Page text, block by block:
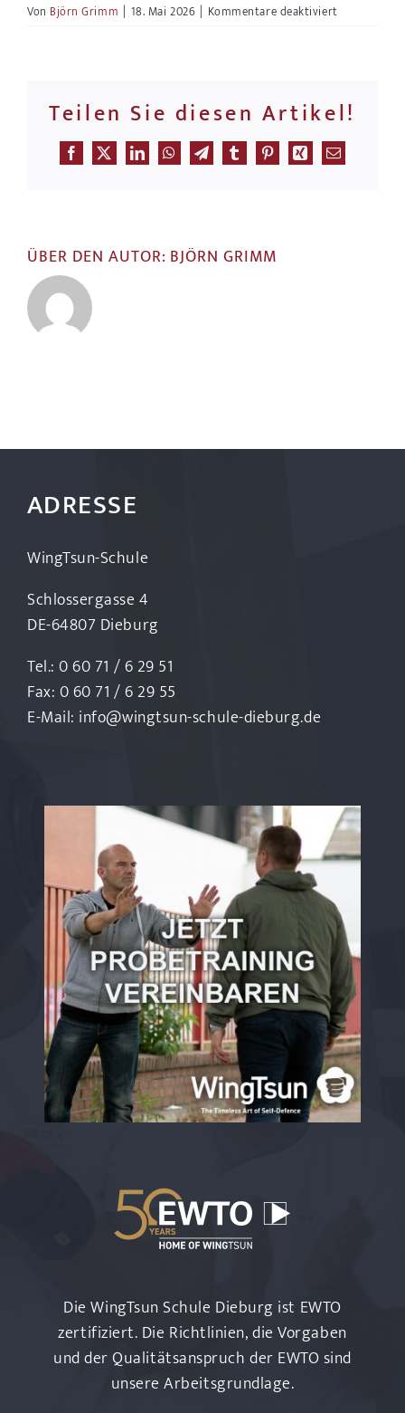
Von Björn Grimm | 18. Mai 2026 | Kommentare deaktiviertfür
Teilen Sie diesen Artikel!
Facebook
X LinkedInWhatsApp
TelegramTumblrPinterestXingE-
ÜBER DEN AUTOR: BJÖRN GRIMM
ADRESSE
WingTsun-Schule
Schlossergasse 4
DE-64807 Dieburg
Tel.: 0 60 71 / 6 29 51
Fax: 0 60 71 / 6 29 55
E-Mail: info@wingtsun-schule-dieburg.de
Die WingTsun Schule Dieburg ist EWTO
zertifiziert. Die Richtlinien, die Vorgaben
und der Qualitätsanspruch der EWTO sind
unsere Arbeitsgrundlage.